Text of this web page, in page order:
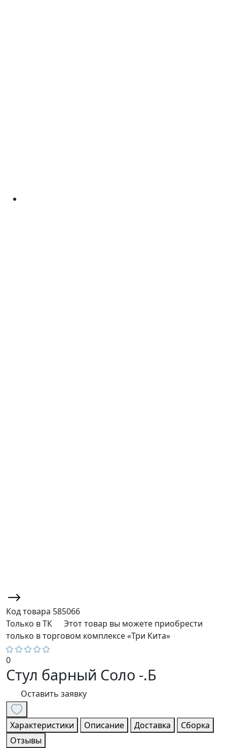
Код товара 585066
Только в ТК
Этот товар вы можете приобрести
только в торговом комплексе «Три Кита»
0
Стул барный Соло -.Б
Оставить заявку
Характеристики Описание Доставка
Сборка
Отзывы